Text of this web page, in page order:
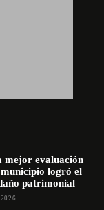
mejor evaluación
logró el
patrimonial